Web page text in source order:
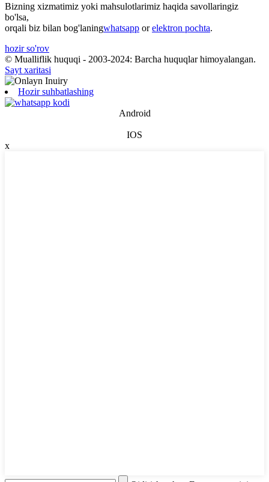
Bizning xizmatimiz yoki mahsulotlarimiz haqida savollaringiz
bo'lsa,
orqali biz bilan bog'laningwhatsapp orelektron pochta.
hozir so'rov
© Mualliflik huquqi - 2003-2024: Barcha huquqlar himoyalangan.
Sayt xaritasi
Hozir suhbatlashing
Android
IOS
x